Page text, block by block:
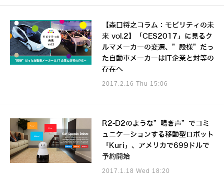
【森口将之コラム：モビリティの未
来 vol.2】「CES2017」に見るク
ルマメーカーの変遷、”殿様”だっ
た自動車メーカーはIT企業と対等の
存在へ
2017.2.16 Thu 15:06
R2-D2のような”鳴き声”でコミ
ュニケーションする移動型ロボット
「Kuri」、アメリカで699ドルで
予約開始
2017.1.18 Wed 18:20